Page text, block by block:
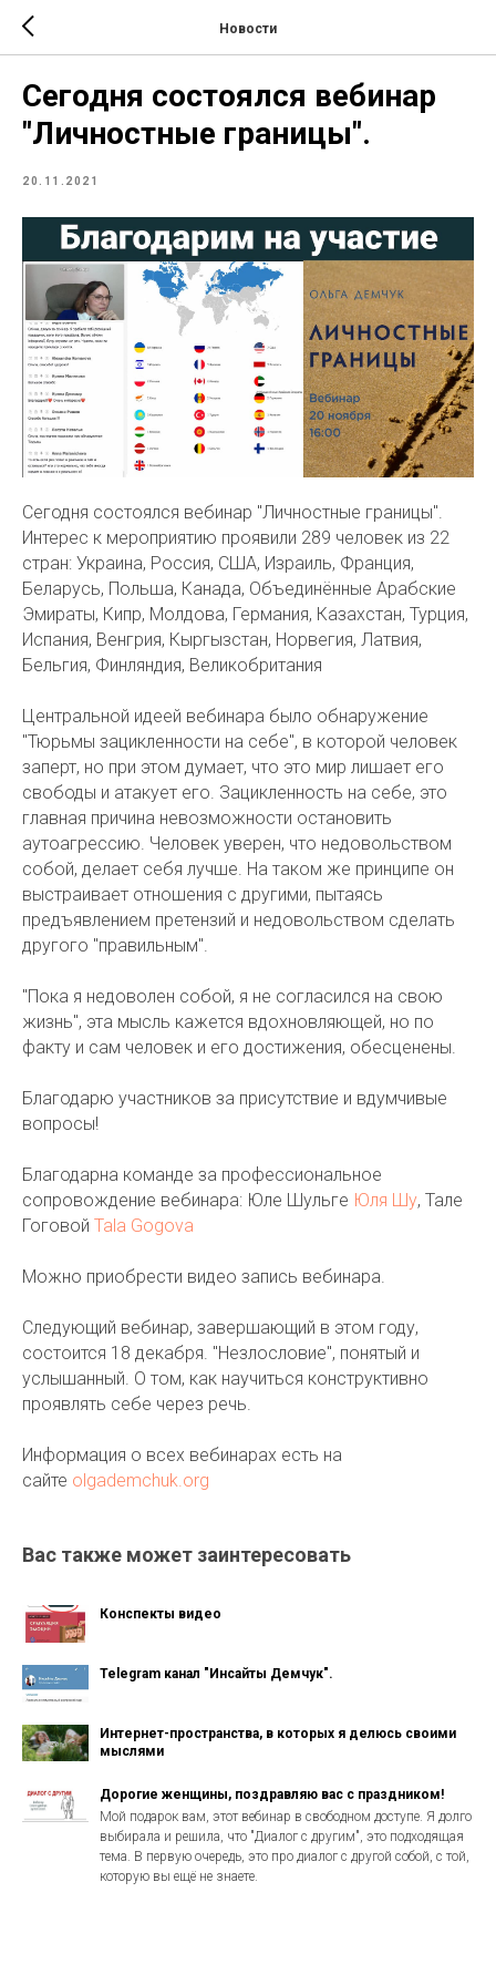
Новости
Сегодня состоялся вебинар
"Личностные границы".
20.11.2021
Сегодня состоялся вебинар "Личностные границы".
Интерес к мероприятию проявили 289 человек из 22
стран: Украина, Россия, США, Израиль, Франция,
Беларусь, Польша, Канада, Объединённые Арабские
Эмираты, Кипр, Молдова, Германия, Казахстан, Турция,
Испания, Венгрия, Кыргызстан, Норвегия, Латвия,
Бельгия, Финляндия, Великобритания
Центральной идеей вебинара было обнаружение
"Тюрьмы зацикленности на себе", в которой человек
заперт, но при этом думает, что это мир лишает его
свободы и атакует его. Зацикленность на себе, это
главная причина невозможности остановить
аутоагрессию. Человек уверен, что недовольством
собой, делает себя лучше. На таком же принципе он
выстраивает отношения с другими, пытаясь
предъявлением претензий и недовольством сделать
другого "правильным".
"Пока я недоволен собой, я не согласился на свою
жизнь", эта мысль кажется вдохновляющей, но по
факту и сам человек и его достижения, обесценены.
Благодарю участников за присутствие и вдумчивые
вопросы!
Благодарна команде за профессиональное
сопровождение вебинара: Юле Шульге Юля Шу, Тале
Гоговой Tala Gogova
Можно приобрести видео запись вебинара.
Следующий вебинар, завершающий в этом году,
состоится 18 декабря. "Незлословие", понятый и
услышанный. О том, как научиться конструктивно
проявлять себе через речь.
Информация о всех вебинарах есть на
сайте olgademchuk.org
Вас также может заинтересовать
Конспекты видео
Telegram канал "Инсайты Демчук".
Интернет-пространства, в которых я делюсь своими
мыслями
Дорогие женщины, поздравляю вас с праздником!
Мой подарок вам, этот вебинар в свободном доступе. Я долго
выбирала и решила, что "Диалог с другим", это подходящая
тема. В первую очередь, это про диалог с другой собой, с той,
которую вы ещё не знаете.